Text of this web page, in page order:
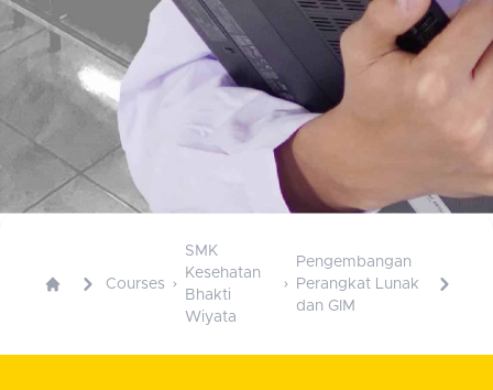
Courses
SMK
Kesehatan
Bhakti
Wiyata
Pengembangan
Perangkat Lunak
dan GIM